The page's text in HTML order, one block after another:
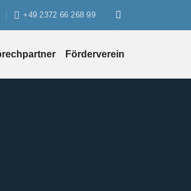
+49 2372 66 268 99
Förderverein